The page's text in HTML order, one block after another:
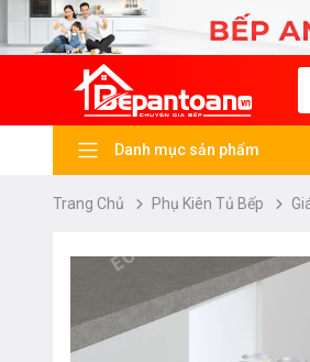
Danh mục sản phẩm
Trang Chủ Phụ Kiên Tủ Bếp